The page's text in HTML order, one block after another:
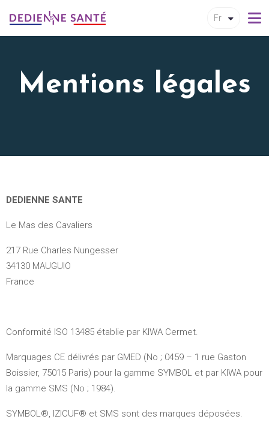
Fr
Mentions légales
DEDIENNE SANTE
Le Mas des Cavaliers
217 Rue Charles Nungesser
34130 MAUGUIO
France
Conformité ISO 13485 établie par KIWA Cermet.
Marquages CE délivrés par GMED (No ; 0459 – 1 rue Gaston
Boissier, 75015 Paris) pour la gamme SYMBOL et par KIWA pour
la gamme SMS (No ; 1984).
SYMBOL®, IZICUF® et SMS sont des marques déposées.